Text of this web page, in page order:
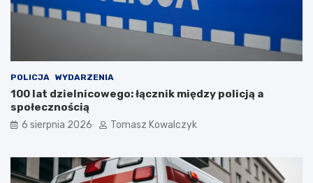
POLICJA WYDARZENIA
100 lat dzielnicowego: łącznik między policją a
społecznością
6 sierpnia 2026 Tomasz Kowalczyk